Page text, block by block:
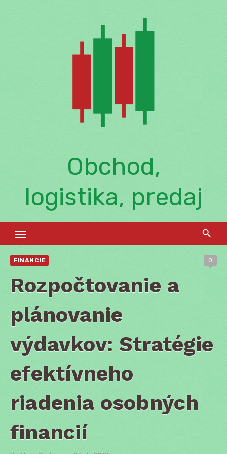
Obchod,
logistika, predaj
FINANCIE 0
Rozpočtovanie a
plánovanie
výdavkov: Stratégie
efektívneho
riadenia osobných
financií